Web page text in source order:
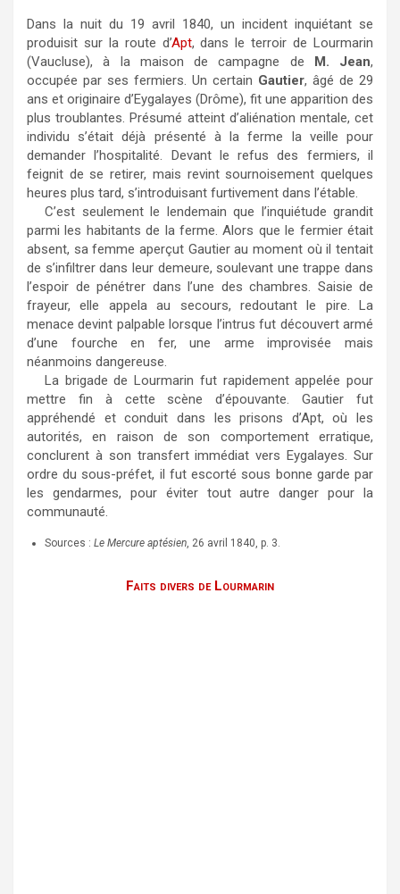
Dans la nuit du 19 avril 1840, un incident inquiétant se
produisit sur la route d’Apt, dans le terroir de Lourmarin
(Vaucluse), à la maison de campagne de M. Jean,
occupée par ses fermiers. Un certain Gautier, âgé de 29
ans et originaire d’Eygalayes (Drôme), fit une apparition des
plus troublantes. Présumé atteint d’aliénation mentale, cet
individu s’était déjà présenté à la ferme la veille pour
demander l’hospitalité. Devant le refus des fermiers, il
feignit de se retirer, mais revint sournoisement quelques
heures plus tard, s’introduisant furtivement dans l’étable.
C’est seulement le lendemain que l’inquiétude grandit
parmi les habitants de la ferme. Alors que le fermier était
absent, sa femme aperçut Gautier au moment où il tentait
de s’infiltrer dans leur demeure, soulevant une trappe dans
l’espoir de pénétrer dans l’une des chambres. Saisie de
frayeur, elle appela au secours, redoutant le pire. La
menace devint palpable lorsque l’intrus fut découvert armé
d’une fourche en fer, une arme improvisée mais
néanmoins dangereuse.
La brigade de Lourmarin fut rapidement appelée pour
mettre fin à cette scène d’épouvante. Gautier fut
appréhendé et conduit dans les prisons d’Apt, où les
autorités, en raison de son comportement erratique,
conclurent à son transfert immédiat vers Eygalayes. Sur
ordre du sous-préfet, il fut escorté sous bonne garde par
les gendarmes, pour éviter tout autre danger pour la
communauté.
Sources : Le Mercure aptésien , 26 avril 1840, p. 3.
Faits divers de Lourmarin